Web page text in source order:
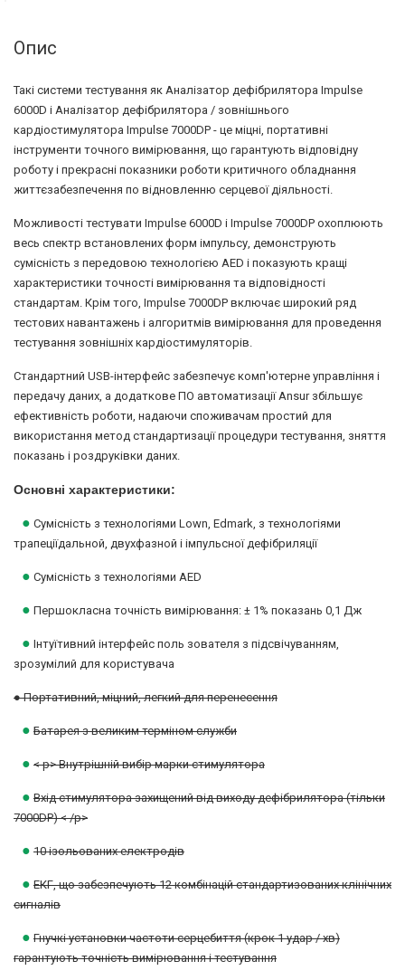
Опис
Такі системи тестування як Аналізатор дефібрилятора Impulse
6000D і Аналізатор дефібрилятора / зовнішнього
кардіостимулятора Impulse 7000DP - це міцні, портативні
інструменти точного вимірювання, що гарантують відповідну
роботу і прекрасні показники роботи критичного обладнання
життєзабезпечення по відновленню серцевої діяльності.
Можливості тестувати Impulse 6000D і Impulse 7000DP охоплюють
весь спектр встановлених форм імпульсу, демонструють
сумісність з передовою технологією AED і показують кращі
характеристики точності вимірювання та відповідності
стандартам. Крім того, Impulse 7000DP включає широкий ряд
тестових навантажень і алгоритмів вимірювання для проведення
тестування зовнішніх кардіостимуляторів.
Стандартний USB-інтерфейс забезпечує комп'ютерне управління і
передачу даних, а додаткове ПО автоматизації Ansur збільшує
ефективність роботи, надаючи споживачам простий для
використання метод стандартизації процедури тестування, зняття
показань і роздруківки даних.
Основні характеристики:
● Сумісність з технологіями Lown, Edmark, з технологіями
трапеціїдальной, двухфазной і імпульсної дефібриляції
● Сумісність з технологіями AED
● Першокласна точність вимірювання: ± 1% показань 0,1 Дж
● Інтуїтивний інтерфейс поль зователя з підсвічуванням,
зрозумілий для користувача
● Портативний, міцний, легкий для перенесення
● Батарея з великим терміном служби
< p>
● Внутрішній вибір марки стимулятора
● Вхід стимулятора захищений від виходу дефібрилятора (тільки
7000DP) < /p>
● 10 ізольованих електродів
● ЕКГ, що забезпечують 12 комбінацій стандартизованих клінічних
сигналів
● Гнучкі установки частоти серцебиття (крок 1 удар / хв)
гарантують точність вимірювання і тестування